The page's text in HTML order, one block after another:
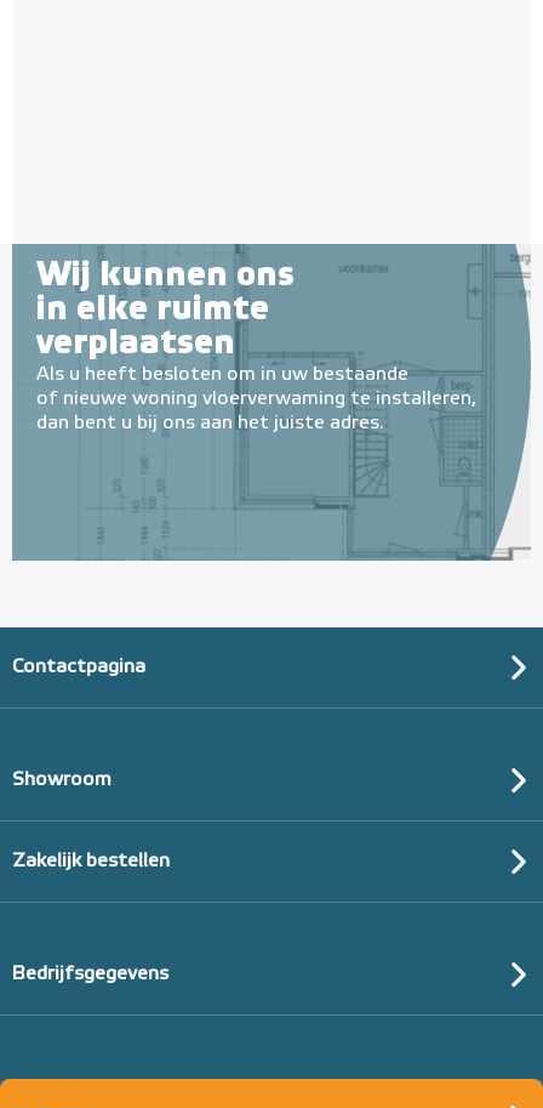
Wij kunnen ons
in elke ruimte
verplaatsen
Als u heeft besloten om in uw bestaande
of nieuwe woning vloerverwaming te installeren,
dan bent u bij ons aan het juiste adres.
Contactpagina
Showroom
Zakelijk bestellen
Bedrijfsgegevens